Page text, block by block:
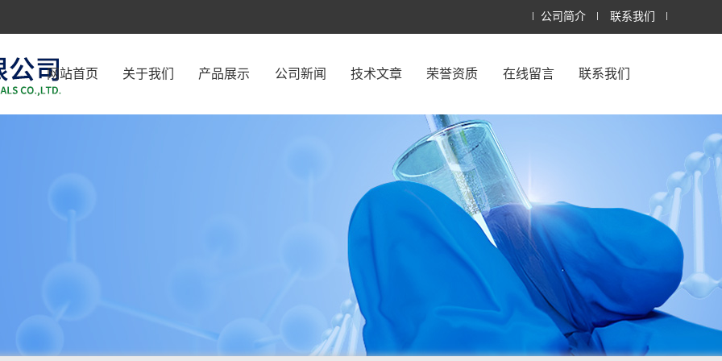
公司简介 联系我们
网站首页 关于我们 产品展示 公司新闻 技术文章 荣誉资质 在线留言 联系我们